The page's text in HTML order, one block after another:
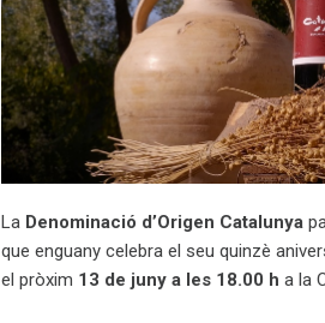
La Denominació d’Origen Catalunya
que enguany celebra el seu quinzè
el pròxim 13 de juny a les 18.00 h a la